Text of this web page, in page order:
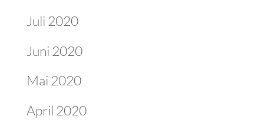
Juli 2020
Juni 2020
Mai 2020
April 2020